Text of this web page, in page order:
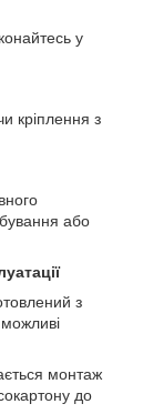
у
кріплення з
або
з
монтаж
до